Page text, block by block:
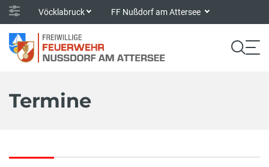
Vöcklabruck FF Nußdorf am Attersee
Termine